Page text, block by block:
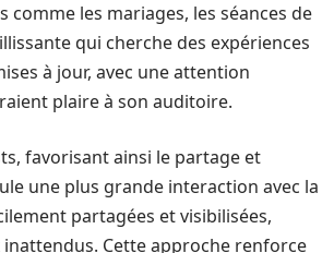
les mariages, les séances de
qui cherche des expériences
à jour, avec une attention
plaire à son auditoire.
favorisant ainsi le partage et
une plus grande interaction avec la
partagées et visibilisées,
Cette approche renforce